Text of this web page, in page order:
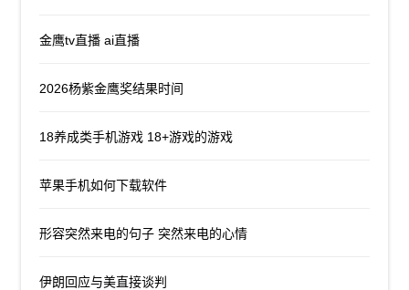
金鹰tv直播 ai直播
2026杨紫金鹰奖结果时间
18养成类手机游戏 18+游戏的游戏
苹果手机如何下载软件
形容突然来电的句子 突然来电的心情
伊朗回应与美直接谈判